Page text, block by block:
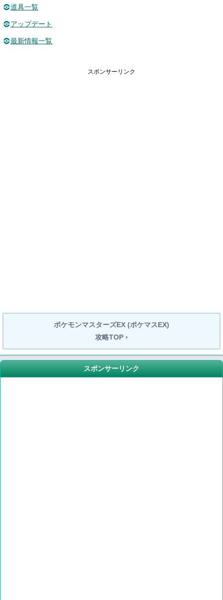
道具一覧
アップデート
最新情報一覧
スポンサーリンク
ポケモンマスターズEX (ポケマスEX)
攻略TOP ›
スポンサーリンク